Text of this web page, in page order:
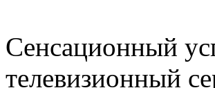
Сенсационный
телевизионный